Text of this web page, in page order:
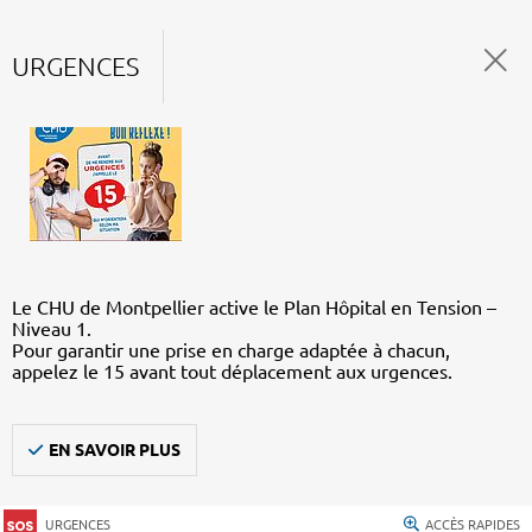
URGENCES
Le CHU de Montpellier active le Plan Hôpital en Tension –
Niveau 1.
Pour garantir une prise en charge adaptée à chacun,
appelez le 15 avant tout déplacement aux urgences.
EN SAVOIR PLUS
URGENCES ACCÈS RAPIDES